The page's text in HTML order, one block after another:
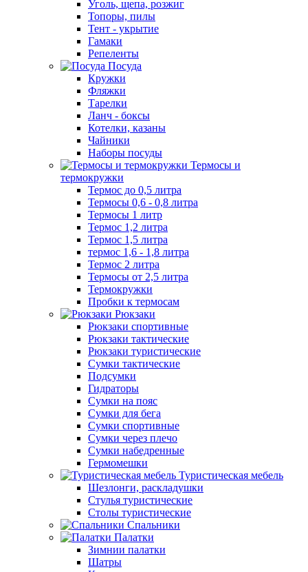
Уголь, щепа, розжиг
Топоры, пилы
Тент - укрытие
Гамаки
Репеленты
Посуда
Кружки
Фляжки
Тарелки
Ланч - боксы
Котелки, казаны
Чайники
Наборы посуды
Термосы и
термокружки
Термос до 0,5 литра
Термосы 0,6 - 0,8 литра
Термосы 1 литр
Термос 1,2 литра
Термос 1,5 литра
термос 1,6 - 1,8 литра
Термос 2 литра
Термосы от 2,5 литра
Термокружки
Пробки к термосам
Рюкзаки
Рюкзаки спортивные
Рюкзаки тактические
Рюкзаки туристические
Сумки тактические
Подсумки
Гидраторы
Сумки на пояс
Сумки для бега
Сумки спортивные
Сумки через плечо
Сумки набедренные
Гермомешки
Туристическая мебель
Шезлонги, раскладушки
Стулья туристические
Столы туристические
Спальники
Палатки
Зимнии палатки
Шатры